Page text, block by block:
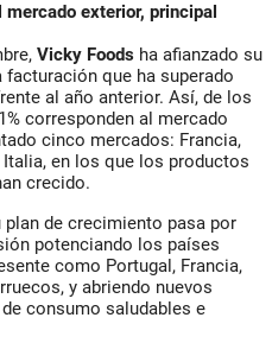
exterior, principal
Vicky Foods ha afianzado su
que ha superado
al año anterior. Así, de los
corresponden al mercado
cinco mercados: Francia,
en los que los productos
crecido.
de crecimiento pasa por
potenciando los países
como Portugal, Francia,
y abriendo nuevos
consumo saludables e